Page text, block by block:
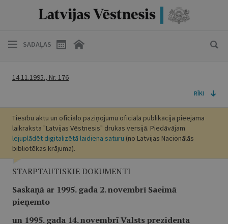
SADAĻAS
14.11.1995., Nr. 176
RĪKI
Tiesību aktu un oficiālo paziņojumu oficiālā publikācija pieejama
laikraksta "Latvijas Vēstnesis" drukas versijā. Piedāvājam
lejuplādēt digitalizētā laidiena saturu (no Latvijas Nacionālās
bibliotēkas krājuma).
STARPTAUTISKIE DOKUMENTI
Saskaņā ar 1995. gada 2. novembrī Saeimā
pieņemto
un 1995. gada 14. novembrī Valsts prezidenta